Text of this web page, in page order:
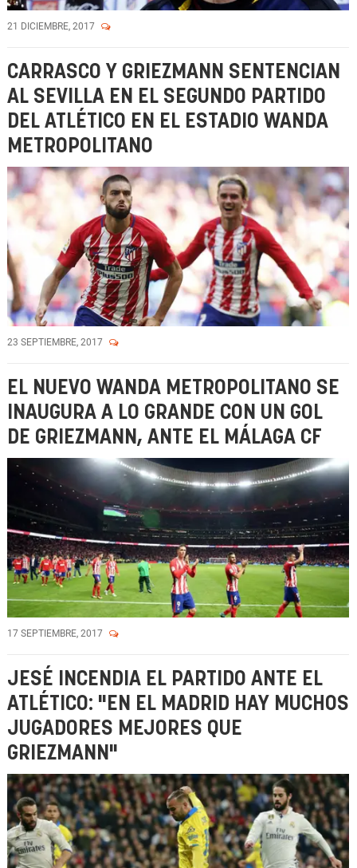
21 DICIEMBRE, 2017
CARRASCO Y GRIEZMANN SENTENCIAN
AL SEVILLA EN EL SEGUNDO PARTIDO
DEL ATLÉTICO EN EL ESTADIO WANDA
METROPOLITANO
23 SEPTIEMBRE, 2017
EL NUEVO WANDA METROPOLITANO SE
INAUGURA A LO GRANDE CON UN GOL
DE GRIEZMANN, ANTE EL MÁLAGA CF
17 SEPTIEMBRE, 2017
JESÉ INCENDIA EL PARTIDO ANTE EL
ATLÉTICO: "EN EL MADRID HAY MUCHOS
JUGADORES MEJORES QUE
GRIEZMANN"